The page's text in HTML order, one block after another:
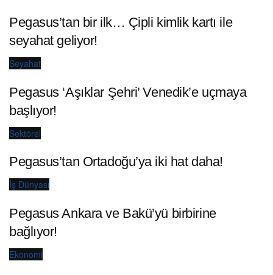
Pegasus’tan bir ilk… Çipli kimlik kartı ile
seyahat geliyor!
Seyahat
Pegasus ‘Aşıklar Şehri’ Venedik’e uçmaya
başlıyor!
Sektörel
Pegasus’tan Ortadoğu’ya iki hat daha!
İş Dünyası
Pegasus Ankara ve Bakü’yü birbirine
bağlıyor!
Ekonomi